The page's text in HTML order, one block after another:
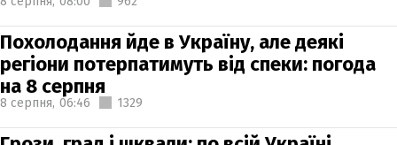
Похолодання йде в Україну, але деякі
регіони потерпатимуть від спеки: погода
на 8 серпня
8 серпня, 06:46 1329